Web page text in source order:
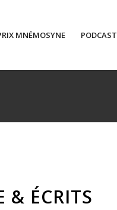
MNÉMOSYNE PODCAST
& ÉCRITS